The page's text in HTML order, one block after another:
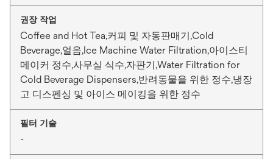
권장 작업
Coffee and Hot Tea,커피 및 자동판매기,Cold
Beverage,얼음,Ice Machine Water Filtration,아이스티
메이커 정수,사무실 식수,자판기,Water Filtration for
Cold Beverage Dispensers,반려동물을 위한 정수,냉장
고 디스펜싱 및 아이스 메이킹을 위한 정수
필터 기술
-